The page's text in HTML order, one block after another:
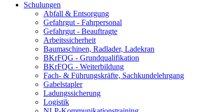
Schulungen
Abfall & Entsorgung
Gefahrgut - Fahrpersonal
Gefahrgut - Beauftragte
Arbeitssicherheit
Baumaschinen, Radlader, Ladekran
BKrFQG - Grundqualifikation
BKrFQG - Weiterbildung
Fach- & Führungskräfte, Sachkundelehrgang
Gabelstapler
Ladungssicherung
Logistik